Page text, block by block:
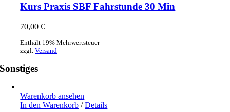
Kurs Praxis SBF Fahrstunde 30 Min
70,00€
Enthält 19% Mehrwertsteuer
zzgl.Versand
Sonstiges
Warenkorb ansehen
In den Warenkorb / Details